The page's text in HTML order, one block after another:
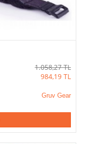
1.058,27 TL
984,19 TL
Gruv Gear